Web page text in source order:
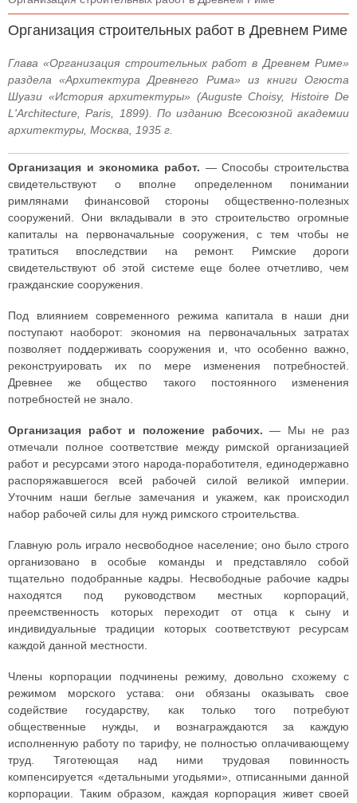
Организация строительных работ в Древнем Риме
Глава «Организация строительных работ в Древнем Риме»
раздела «Архитектура Древнего Рима» из книги Огюста
Шуази «История архитектуры» (Auguste Choisy, Histoire De
L'Architecture, Paris, 1899). По изданию Всесоюзной академии
архитектуры, Москва, 1935 г.
Организация и экономика работ. — Способы строительства
свидетельствуют о вполне определенном понимании
римлянами финансовой стороны общественно-полезных
сооружений. Они вкладывали в это строительство огромные
капиталы на первоначальные сооружения, с тем чтобы не
тратиться впоследствии на ремонт. Римские дороги
свидетельствуют об этой системе еще более отчетливо, чем
гражданские сооружения.
Под влиянием современного режима капитала в наши дни
поступают наоборот: экономия на первоначальных затратах
позволяет поддерживать сооружения и, что особенно важно,
реконструировать их по мере изменения потребностей.
Древнее же общество такого постоянного изменения
потребностей не знало.
Организация работ и положение рабочих. — Мы не раз
отмечали полное соответствие между римской организацией
работ и ресурсами этого народа-поработителя, единодержавно
распоряжавшегося всей рабочей силой великой империи.
Уточним наши беглые замечания и укажем, как происходил
набор рабочей силы для нужд римского строительства.
Главную роль играло несвободное население; оно было строго
организовано в особые команды и представляло собой
тщательно подобранные кадры. Несвободные рабочие кадры
находятся под руководством местных корпораций,
преемственность которых переходит от отца к сыну и
индивидуальные традиции которых соответствуют ресурсам
каждой данной местности.
Члены корпорации подчинены режиму, довольно схожему с
режимом морского устава: они обязаны оказывать свое
содействие государству, как только того потребуют
общественные нужды, и вознаграждаются за каждую
исполненную работу по тарифу, не полностью оплачивающему
труд. Тяготеющая над ними трудовая повинность
компенсируется «детальными угодьями», отписанными данной
корпорации. Таким образом, каждая корпорация живет своей